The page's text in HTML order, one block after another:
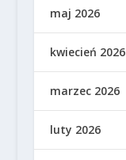
maj 2026
kwiecień 2026
marzec 2026
luty 2026